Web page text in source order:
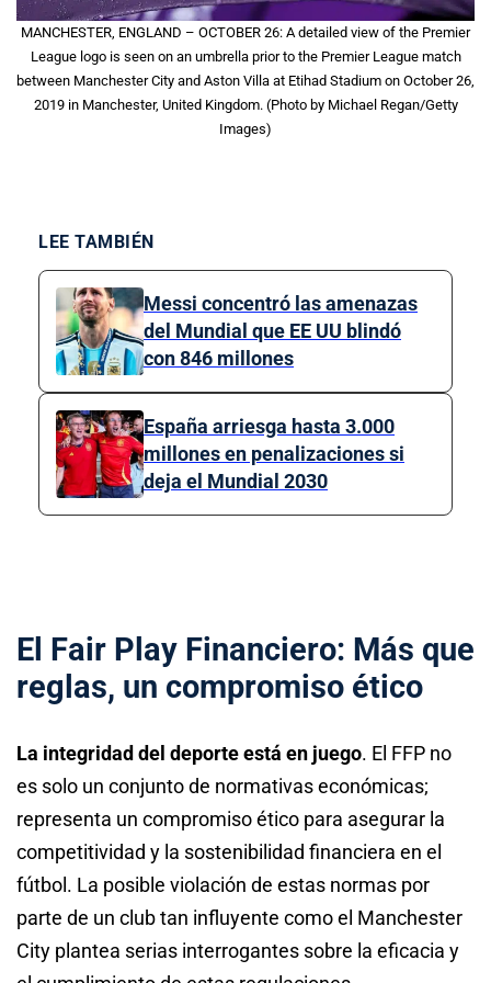
MANCHESTER, ENGLAND – OCTOBER 26: A detailed view of the Premier
League logo is seen on an umbrella prior to the Premier League match
between Manchester City and Aston Villa at Etihad Stadium on October 26,
2019 in Manchester, United Kingdom. (Photo by Michael Regan/Getty
Images)
LEE TAMBIÉN
Messi concentró las amenazas
del Mundial que EE UU blindó
con 846 millones
España arriesga hasta 3.000
millones en penalizaciones si
deja el Mundial 2030
El Fair Play Financiero: Más que
reglas, un compromiso ético
La integridad del deporte está en juego. El FFP no
es solo un conjunto de normativas económicas;
representa un compromiso ético para asegurar la
competitividad y la sostenibilidad financiera en el
fútbol. La posible violación de estas normas por
parte de un club tan influyente como el Manchester
City plantea serias interrogantes sobre la eficacia y